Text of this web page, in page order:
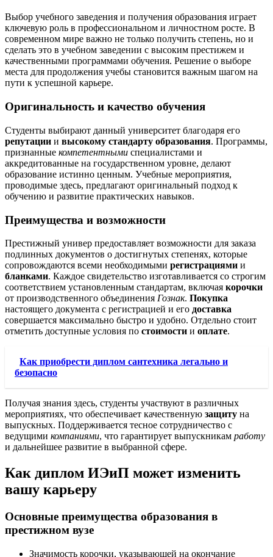
Выбор учебного заведения и получения образования играет
ключевую роль в профессиональном и личностном росте. В
современном мире важно не только получить степень, но и
сделать это в учебном заведении с высоким престижем и
качественными программами обучения. Решение о выборе
места для продолжения учебы становится важным шагом на
пути к успешной карьере.
Оригинальность и качество обучения
Студенты выбирают данный университет благодаря его
репутации и высокому стандарту образования. Программы,
признанные компетентными специалистами и
аккредитованные на государственном уровне, делают
образование истинно ценным. Учебные мероприятия,
проводимые здесь, предлагают оригинальный подход к
обучению и развитие практических навыков.
Преимущества и возможности
Престижный универ предоставляет возможности для заказа
подлинных документов о достигнутых степенях, которые
сопровождаются всеми необходимыми регистрациями и
бланками. Каждое свидетельство изготавливается со строгим
соответствием установленным стандартам, включая корочки
от производственного объединения Гознак. Покупка
настоящего документа с регистрацией и его доставка
совершается максимально быстро и удобно. Отдельно стоит
отметить доступные условия по стоимости и оплате.
Как приобрести диплом сантехника легально и
безопасно
Получая знания здесь, студенты участвуют в различных
мероприятиях, что обеспечивает качественную защиту на
выпускных. Поддерживается тесное сотрудничество с
ведущими компаниями, что гарантирует выпускникам работу
и дальнейшее развитие в выбранной сфере.
Как диплом ИЭиП может изменить
вашу карьеру
Основные преимущества образования в
престижном вузе
Значимость корочки, указывающей на окончание